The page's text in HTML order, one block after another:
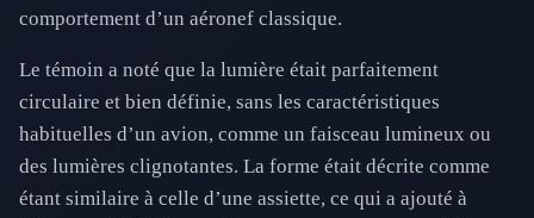
comportement d’un aéronef classique.
Le témoin a noté que la lumière était parfaitement
circulaire et bien définie, sans les caractéristiques
habituelles d’un avion, comme un faisceau lumineux ou
des lumières clignotantes. La forme était décrite comme
étant similaire à celle d’une assiette, ce qui a ajouté à